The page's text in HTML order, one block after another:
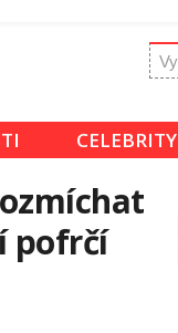
CELEBRITY
pofrčí